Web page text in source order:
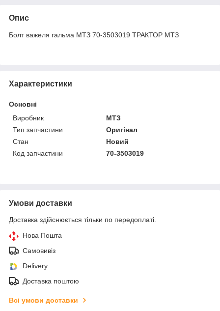
Опис
Болт важеля гальма МТЗ 70-3503019 ТРАКТОР МТЗ
Характеристики
Основні
Виробник
МТЗ
Тип запчастини
Оригінал
Стан
Новий
Код запчастини
70-3503019
Умови доставки
Доставка здійснюється тільки по передоплаті.
Нова Пошта
Самовивіз
Delivery
Доставка поштою
Всі умови доставки